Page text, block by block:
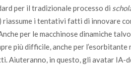
per il tradizionale processo di
riassume i tentativi fatti di innovare
per le macchinose dinamiche
più difficile, anche per
Aiuteranno, in questo, gli avatar IA-